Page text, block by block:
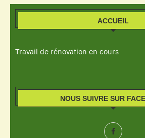
ACCUEIL
Travail de rénovation en cours
NOUS SUIVRE SUR